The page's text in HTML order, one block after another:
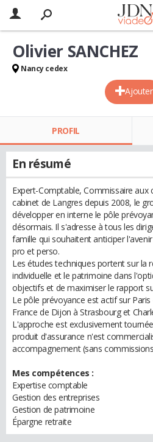
Ajouter
Olivier SANCHEZ
Nancy cedex
PROFIL
En résumé
Expert-Comptable, Commissaire aux
cabinet de Langres depuis 2008, le
développer en interne le pôle
désormais. Il s'adresse à tous les
famille qui souhaitent anticiper
pro et perso.
Les études techniques portent sur la
individuelle et le patrimoine dans
objectifs et de maximiser le rapport
Le pôle prévoyance est actif sur
France de Dijon à Strasbourg et
L'approche est exclusivement
produit d'assurance n'est
accompagnement (sans
Mes compétences :
Expertise comptable
Gestion des entreprises
Gestion de patrimoine
Épargne retraite